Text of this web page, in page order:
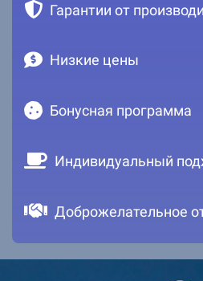
Гарантии от
Низкие цены
Бонусная программа
Индивидуальный
Доброжелательное